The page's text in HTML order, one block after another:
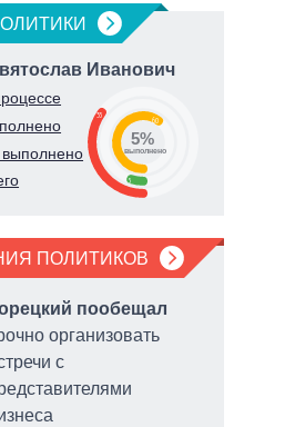
Иванович
35
5
60
5%
выполнено
ПОЛИТИКОВ
пообещал
организовать
с